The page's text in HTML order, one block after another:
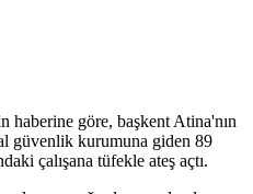
göre, başkent Atina'nın
güvenlik kurumuna giden 89
çalışana tüfekle ateş açtı.